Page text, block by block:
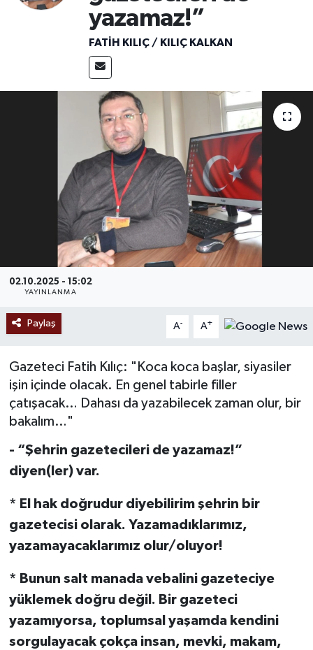
yazamaz!”
FATIH KILIÇ / KILIÇ KALKAN
02.10.2025 - 15:02
YAYINLANMA
Paylaş A- A+
Gazeteci Fatih Kılıç: "Koca koca başlar, siyasiler
işin içinde olacak. En genel tabirle filler
çatışacak… Dahası da yazabilecek zaman olur, bir
bakalım…"
- “Şehrin gazetecileri de yazamaz!”
diyen(ler) var.
* El hak doğrudur diyebilirim şehrin bir
gazetecisi olarak. Yazamadıklarımız,
yazamayacaklarımız olur/oluyor!
* Bunun salt manada vebalini gazeteciye
yüklemek doğru değil. Bir gazeteci
yazamıyorsa, toplumsal yaşamda kendini
sorgulayacak çokça insan, mevki, makam,
Tokat Haber